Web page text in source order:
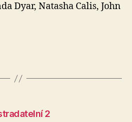
Dyar, Natasha Calis, John
2